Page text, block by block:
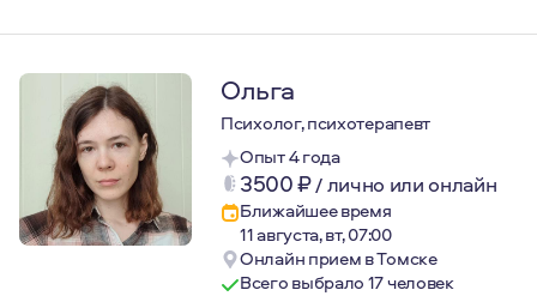
Ольга
Психолог, психотерапевт
Опыт 4 года
3500₽/лично или онлайн
Ближайшее время
11 августа, вт, 07:00
Онлайн прием в Томске
Всего выбрало 17 человек